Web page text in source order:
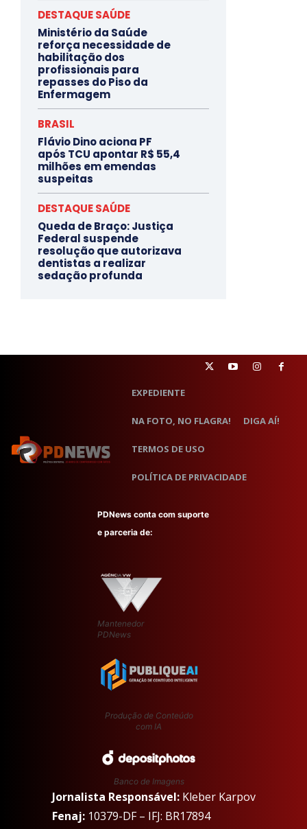
DESTAQUE SAÚDE
Ministério da Saúde
reforça necessidade de
habilitação dos
profissionais para
repasses do Piso da
Enfermagem
BRASIL
Flávio Dino aciona PF
após TCU apontar R$ 55,4
milhões em emendas
suspeitas
DESTAQUE SAÚDE
Queda de Braço: Justiça
Federal suspende
resolução que autorizava
dentistas a realizar
sedação profunda
EXPEDIENTE
NA FOTO, NO FLAGRA! DIGA AÍ!
TERMOS DE USO
POLÍTICA DE PRIVACIDADE
PDNews conta com suporte
e parceria de:
Mantenedor
PDNews
Produção de Conteúdo
com IA
Banco de Imagens
Jornalista Responsável:Kleber Karpov
Fenaj:10379-DF – IFJ: BR17894